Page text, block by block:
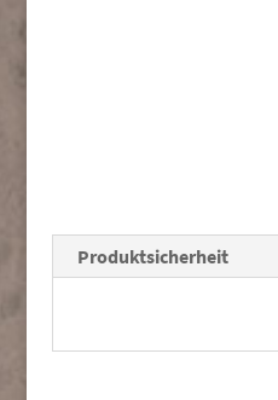
Produktsicherheit